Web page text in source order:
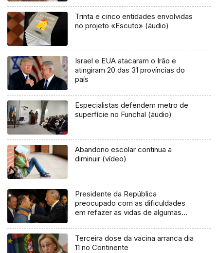
Trinta e cinco entidades envolvidas
no projeto «Escuto» (áudio)
Israel e EUA atacaram o Irão e
atingiram 20 das 31 províncias do
país
Especialistas defendem metro de
superfície no Funchal (áudio)
Abandono escolar continua a
diminuir (vídeo)
Presidente da República
preocupado com as dificuldades
em refazer as vidas de algumas
Terceira dose da vacina arranca dia
11 no Continente